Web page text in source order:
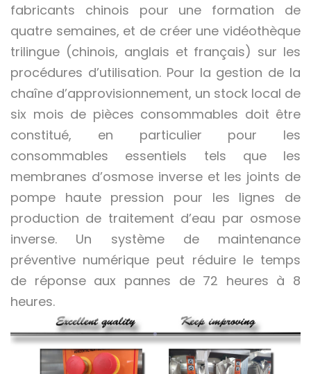
fabricants chinois pour une formation de
quatre semaines, et de créer une vidéothèque
trilingue (chinois, anglais et français) sur les
procédures d’utilisation. Pour la gestion de la
chaîne d’approvisionnement, un stock local de
six mois de pièces consommables doit être
constitué, en particulier pour les
consommables essentiels tels que les
membranes d’osmose inverse et les joints de
pompe haute pression pour les lignes de
production de traitement d’eau par osmose
inverse. Un système de maintenance
préventive numérique peut réduire le temps
de réponse aux pannes de 72 heures à 8
heures.